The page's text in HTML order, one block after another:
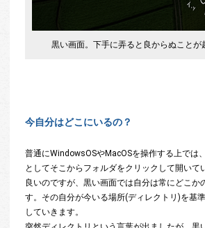
黒い画面。下手に弄ると良からぬことが
今自分はどこにいるの？
普通にWindowsOSやMacOSを操作する上では
としてそこからフォルダをクリックして開いて
良いのですが、黒い画面では自分は常にどこか
す。その自分が今いる場所(ディレクトリ)を基
していきます。